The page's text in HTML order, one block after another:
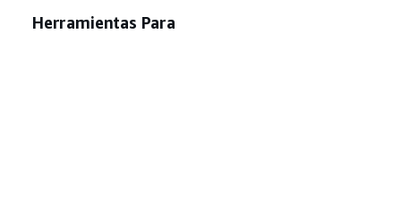
Herramientas Para